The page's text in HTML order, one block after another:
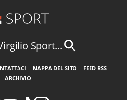
Sport...
MAPPA DEL SITO
FEED RSS
ARCHIVIO